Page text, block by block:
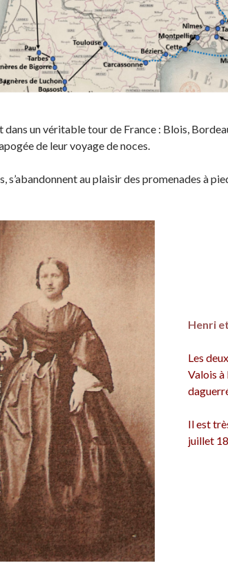
dans un véritable tour de France : Blois,
de leur voyage de noces.
au plaisir des promenades à
Henri
Les
Valois
Il est
juillet